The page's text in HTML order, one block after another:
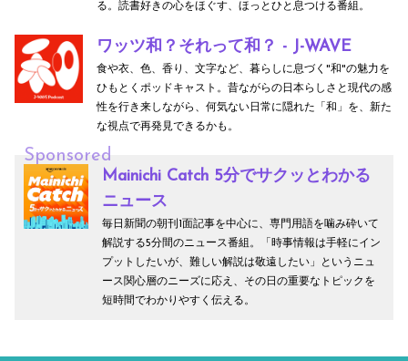
る。読書好きの心をほぐす、ほっとひと息つける番組。
ワッツ和？それって和？ - J-WAVE
食や衣、色、香り、文字など、暮らしに息づく"和"の魅力を
ひもとくポッドキャスト。昔ながらの日本らしさと現代の感
性を行き来しながら、何気ない日常に隠れた「和」を、新た
な視点で再発見できるかも。
Sponsored
Mainichi Catch 5分でサクッとわかる
ニュース
毎日新聞の朝刊1面記事を中心に、専門用語を噛み砕いて
解説する5分間のニュース番組。「時事情報は手軽にイン
プットしたいが、難しい解説は敬遠したい」というニュ
ース関心層のニーズに応え、その日の重要なトピックを
短時間でわかりやすく伝える。